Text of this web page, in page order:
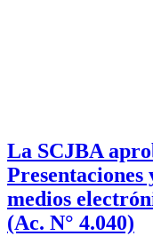
La SCJBA
medios
(Ac. N° 4.040)